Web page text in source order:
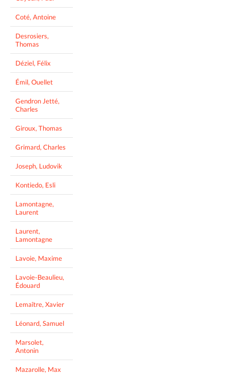
Coté, Antoine
Desrosiers,
Thomas
Déziel, Félix
Émil, Ouellet
Gendron Jetté,
Charles
Giroux, Thomas
Grimard, Charles
Joseph, Ludovik
Kontiedo, Esli
Lamontagne,
Laurent
Laurent,
Lamontagne
Lavoie, Maxime
Lavoie-Beaulieu,
Édouard
Lemaître, Xavier
Léonard, Samuel
Marsolet,
Antonin
Mazarolle, Max